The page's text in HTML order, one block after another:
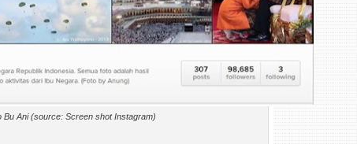
Bu Ani (source: Screen shot Instagram)